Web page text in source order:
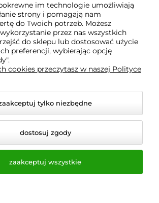
- Projekty Technologiczne -
- Serwis Sprzętu
| Gdańsk - Trójmiasto - Pomorskie
Wszelkie prawa zastrzeżone.
im technologie umożliwiają
strony i pomagają nam
do Twoich potrzeb. Możesz
przez nas wszystkich
do sklepu lub dostosować użycie
preferencji, wybierając opcję
cookies przeczytasz w naszej Polityce
tylko niezbędne
dostosuj zgody
zaakceptuj wszystkie